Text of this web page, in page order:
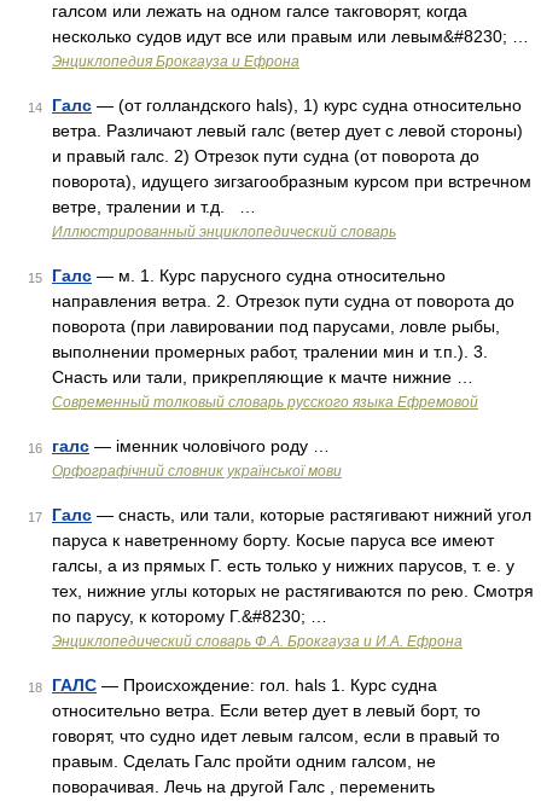
галсом или лежать на одном галсе такговорят, когда
несколько судов идут все или правым или левым&#8230; …
Энциклопедия Брокгауза и Ефрона
14 Галс — (от голландского hals), 1) курс судна относительно
ветра. Различают левый галс (ветер дует с левой стороны)
и правый галс. 2) Отрезок пути судна (от поворота до
поворота), идущего зигзагообразным курсом при встречном
ветре, тралении и т.д. …
Иллюстрированный энциклопедический словарь
15 Галс — м. 1. Курс парусного судна относительно
направления ветра. 2. Отрезок пути судна от поворота до
поворота (при лавировании под парусами, ловле рыбы,
выполнении промерных работ, тралении мин и т.п.). 3.
Снасть или тали, прикрепляющие к мачте нижние …
Современный толковый словарь русского языка Ефремовой
16 галс — іменник чоловічого роду …
Орфографічний словник української мови
17 Галс — снасть, или тали, которые растягивают нижний угол
паруса к наветренному борту. Косые паруса все имеют
галсы, а из прямых Г. есть только у нижних парусов, т. е. у
тех, нижние углы которых не растягиваются по рею. Смотря
по парусу, к которому Г.&#8230; …
Энциклопедический словарь Ф.А. Брокгауза и И.А. Ефрона
18 ГАЛС — Происхождение: гол. hals 1. Курс судна
относительно ветра. Если ветер дует в левый борт, то
говорят, что судно идет левым галсом, если в правый то
правым. Сделать Галс пройти одним галсом, не
поворачивая. Лечь на другой Галс , переменить